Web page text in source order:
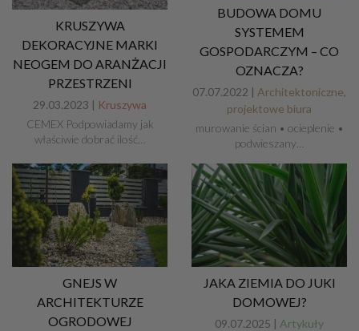
KRUSZYWA
DEKORACYJNE MARKI
NEOGEM DO ARANŻACJI
PRZESTRZENI
29.03.2023 | Kruszywa
CEMEX Podpowiadamy jak
właściwie dobrać ilość…
BUDOWA DOMU
SYSTEMEM
GOSPODARCZYM – CO
OZNACZA?
07.07.2022 | Architektoniczne,
projektowe biura
murowanie ścian • ocieplenie •
podwieszany…
GNEJS W
ARCHITEKTURZE
OGRODOWEJ
JAKA ZIEMIA DO JUKI
DOMOWEJ?
09.07.2025 | Artykuły